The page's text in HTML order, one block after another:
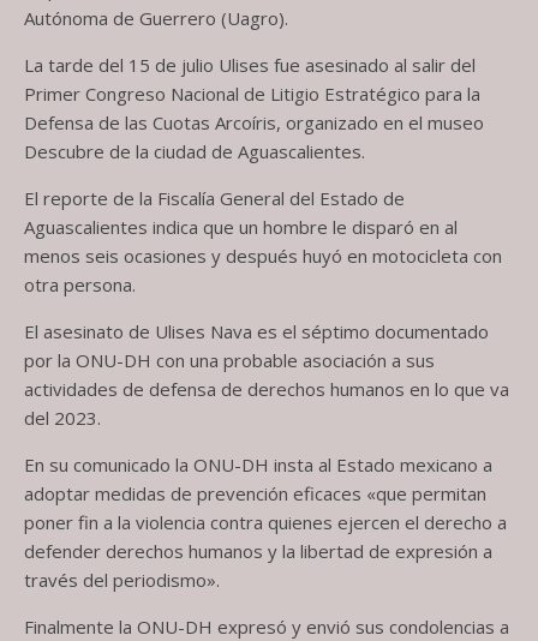
Autónoma de Guerrero (Uagro).
La tarde del 15 de julio Ulises fue asesinado al salir del
Primer Congreso Nacional de Litigio Estratégico para la
Defensa de las Cuotas Arcoíris, organizado en el museo
Descubre de la ciudad de Aguascalientes.
El reporte de la Fiscalía General del Estado de
Aguascalientes indica que un hombre le disparó en al
menos seis ocasiones y después huyó en motocicleta con
otra persona.
El asesinato de Ulises Nava es el séptimo documentado
por la ONU-DH con una probable asociación a sus
actividades de defensa de derechos humanos en lo que va
del 2023.
En su comunicado la ONU-DH insta al Estado mexicano a
adoptar medidas de prevención eficaces «que permitan
poner fin a la violencia contra quienes ejercen el derecho a
defender derechos humanos y la libertad de expresión a
través del periodismo».
Finalmente la ONU-DH expresó y envió sus condolencias a